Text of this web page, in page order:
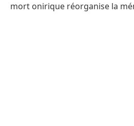
mort onirique réorganise la